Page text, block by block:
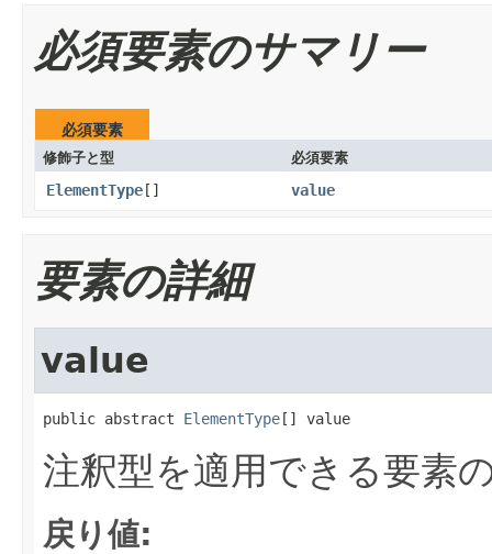
必須要素のサマリー
必須要素
修飾子と型 必須要素
ElementType[] value
要素の詳細
value
public abstract ElementType[] value
注釈型を適用できる要素
戻り値: